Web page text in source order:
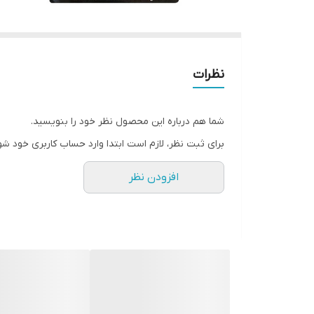
نظرات
شما هم درباره این محصول نظر خود را بنویسید.
برای ثبت نظر، لازم است ابتدا وارد حساب کاربری خود
افزودن نظر